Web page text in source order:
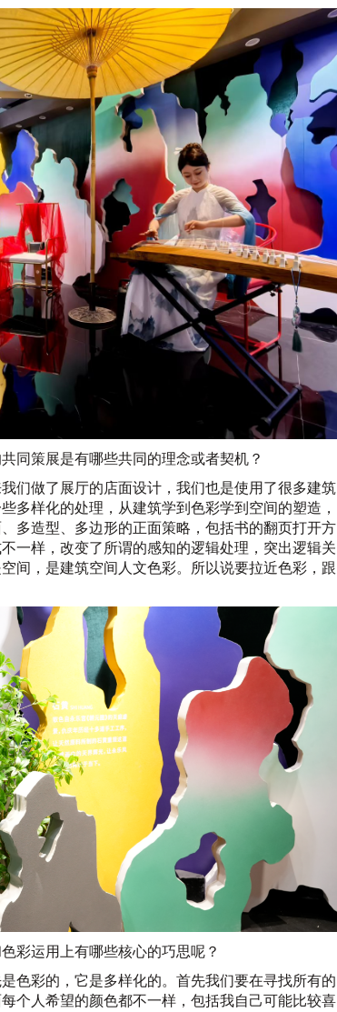
同策展是有哪些共同的理念或者契机？
们做了展厅的店面设计，我们也是使用了很多建筑
多样化的处理，从建筑学到色彩学到空间的塑造，
多造型、多边形的正面策略，包括书的翻页打开方
一样，改变了所谓的感知的逻辑处理，突出逻辑关
间，是建筑空间人文色彩。所以说要拉近色彩，跟
彩运用上有哪些核心的巧思呢？
色彩的，它是多样化的。首先我们要在寻找所有的
个人希望的颜色都不一样，包括我自己可能比较喜